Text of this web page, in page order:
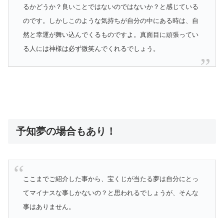
るかどうか？良いことではないのではないか？と感じている
のです。しかしこのような気持ちが自分の中にある時は、自
然と幸運が舞い込んでくるものですよ。真面目に頑張ってい
る人には神様は必ず微笑んでくれるでしょう。
予知夢の場合もあり！
ここまでご紹介した事から、宝くじが当たる夢は自分にとっ
てマイナスな事しかないの？と思われるでしょうが、そんな
事はありません。